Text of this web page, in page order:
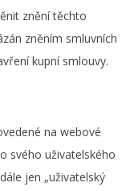
znění těchto
zněním smluvních
kupní smlouvy.
na webové
svého uživatelského
jen „uživatelský